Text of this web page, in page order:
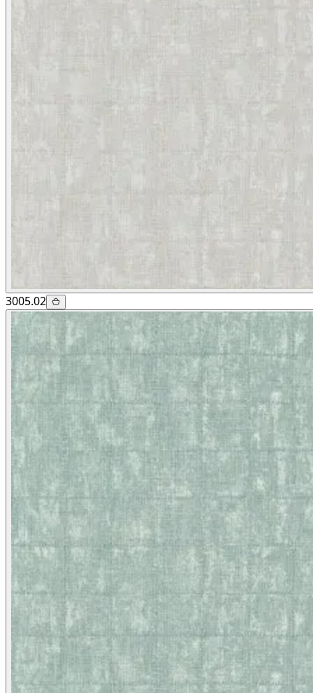
3005.02